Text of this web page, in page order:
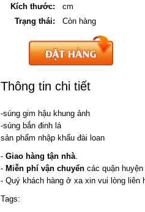
Kích thước:
cm
Trạng thái:
Còn hàng
Thông tin chi tiết
-súng gim hậu khung ảnh
-súng bắn đinh lá
sản phẩm nhập khẩu đài loan
- Giao hàng tận nhà
- Miễn phí vận chuyển các quận
- Quý khách hàng ở xa xin vui lòng
Tags: